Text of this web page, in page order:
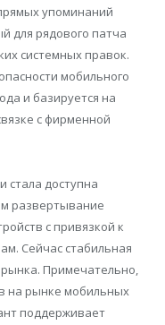
упоминаний
для рядового патча
системных правок.
мобильного
и базируется на
с фирменной
стала доступна
развертывание
с привязкой к
Сейчас стабильная
рынка. Примечательно,
на рынке мобильных
поддерживает